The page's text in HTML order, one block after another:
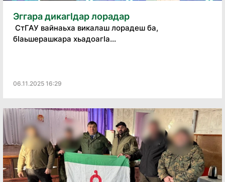
Эггара дикагӀдар лорадар
СтГАУ вайнаьха викалаш лорадеш ба,
бӀаьшерашкара хьадоагӀа...
06.11.2025 16:29